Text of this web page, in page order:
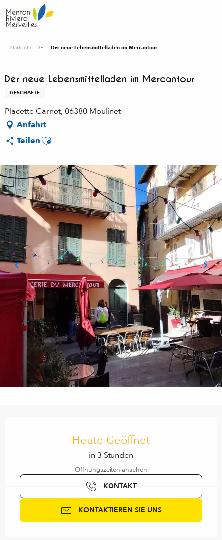
au
contenu
Startseite – DE Der neue Lebensmittelladen im Mercantour
Der neue Lebensmittelladen im Mercantour
GESCHÄFTE
Placette Carnot, 06380 Moulinet
Anfahrt
TeilenAjouter aux favoris
Heute Geöffnet
in 3 Stunden
Öffnungszeiten ansehen
KONTAKT
KONTAKTIEREN SIE UNS